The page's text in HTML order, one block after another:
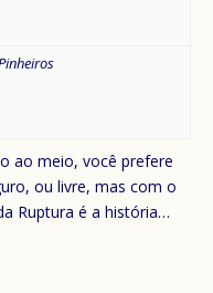
ao meio, você prefere
ou livre, mas com o
Ruptura é a história…